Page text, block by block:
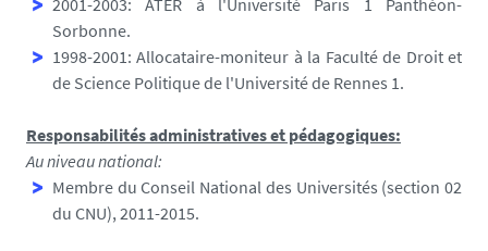
Sorbonne.
1998-2001: Allocataire-moniteur à la Faculté de Droit et
de Science Politique de l'Université de Rennes 1.
Responsabilités administratives et pédagogiques:
Au niveau national:
Membre du Conseil National des Universités (section 02
du CNU), 2011-2015.